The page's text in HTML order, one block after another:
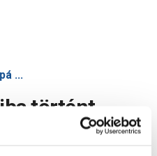
...
történt